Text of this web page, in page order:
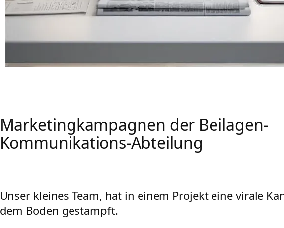
Marketingkampagnen der Beilagen-
Kommunikations-Abteilung
Unser kleines Team, hat in einem Projekt eine virale
dem Boden gestampft.